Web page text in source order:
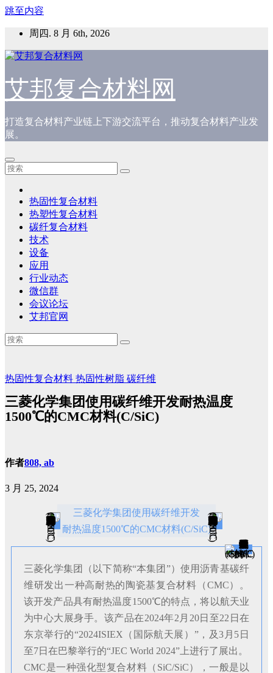
跳至内容
周四. 8 月 6th, 2026
艾邦复合材料网
打造复合材料产业链上下游交流平台，推动复合材料产业发
展。
热固性复合材料
热塑性复合材料
碳纤复合材料
技术
设备
应用
行业动态
微信群
会议论坛
艾邦官网
热固性复合材料 热固性树脂 碳纤维
三菱化学集团使用碳纤维开发耐热温度
1500℃的CMC材料(C/SiC)
作者808, ab
3 月 25, 2024
三菱化学集团使用碳纤维开发
耐热温度1500℃的CMC材料(C/SiC)
三菱化学集团（以下简称“本集团”）使用沥青基碳纤
维研发出一种高耐热的陶瓷基复合材料（CMC）。
该开发产品具有耐热温度1500℃的特点，将以航天业
为中心大展身手。该产品在2024年2月20日至22日在
东京举行的“2024ISIEX（国际航天展）”，及3月5日
至7日在巴黎举行的“JEC World 2024”上进行了展出。
CMC是一种强化型复合材料（SiC/SiC），一般是以